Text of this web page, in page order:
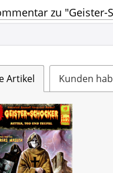
zu "Geister-
Artikel Kunden